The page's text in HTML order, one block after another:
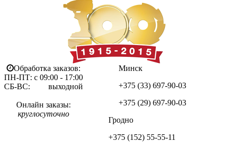
Обработка заказов:
ПН-ПТ: с 09:00 - 17:00
СБ-ВС: выходной
Онлайн заказы:
круглосуточно
Минск
+375 (33) 697-90-03
+375 (29) 697-90-03
Гродно
+375 (152) 55-55-11